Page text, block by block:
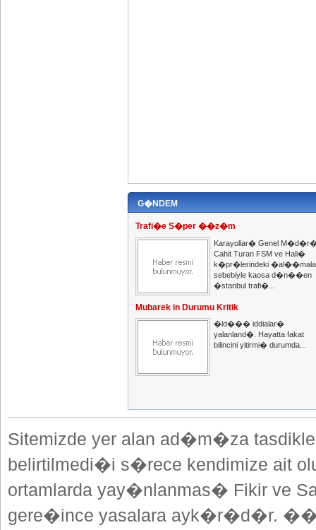
G�NDEM
Trafi�e S�per ��z�m
Karayollar� Genel
Cahit Turan FSM ve Hali�
k�pr�lerindeki
sebebiyle kaosa d�n��en
�stanbul trafi�...
Mubarek in Durumu Kritik
�ld��� iddialar�
yalanland�. Hayatta fakat
bilincini yitirmi� durumda...
Sitemizde yer alan ad�m�za
belirtilmedi�i s�rece kendimize ait
ortamlarda yay�nlanmas� Fikir ve
gere�ince yasalara ayk�r�d�r.